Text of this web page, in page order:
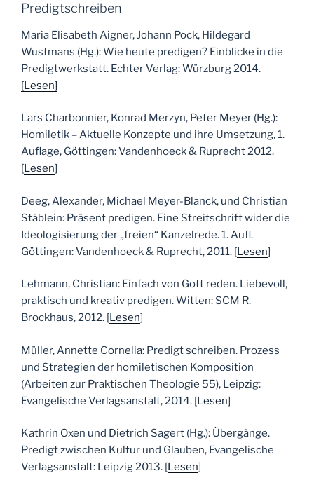
Predigtschreiben
Maria Elisabeth Aigner, Johann Pock, Hildegard
Wustmans (Hg.): Wie heute predigen? Einblicke in die
Predigtwerkstatt. Echter Verlag: Würzburg 2014.
[Lesen]
Lars Charbonnier, Konrad Merzyn, Peter Meyer (Hg.):
Homiletik – Aktuelle Konzepte und ihre Umsetzung, 1.
Auflage, Göttingen: Vandenhoeck & Ruprecht 2012.
[Lesen]
Deeg, Alexander, Michael Meyer-Blanck, und Christian
Stäblein: Präsent predigen. Eine Streitschrift wider die
Ideologisierung der „freien“ Kanzelrede. 1. Aufl.
Göttingen: Vandenhoeck & Ruprecht, 2011. [Lesen]
Lehmann, Christian: Einfach von Gott reden. Liebevoll,
praktisch und kreativ predigen. Witten: SCM R.
Brockhaus, 2012. [Lesen]
Müller, Annette Cornelia: Predigt schreiben. Prozess
und Strategien der homiletischen Komposition
(Arbeiten zur Praktischen Theologie 55), Leipzig:
Evangelische Verlagsanstalt, 2014. [Lesen]
Kathrin Oxen und Dietrich Sagert (Hg.): Übergänge.
Predigt zwischen Kultur und Glauben, Evangelische
Verlagsanstalt: Leipzig 2013. [Lesen]